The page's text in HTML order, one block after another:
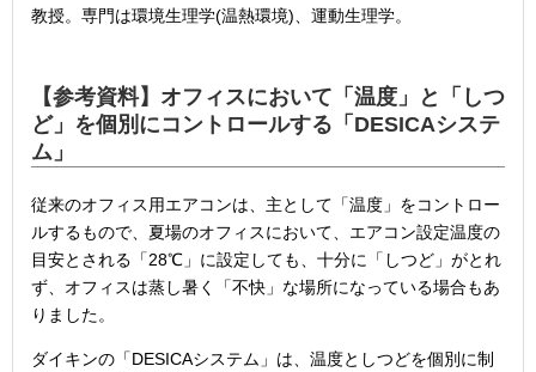
教授。専門は環境生理学(温熱環境)、運動生理学。
【参考資料】オフィスにおいて「温度」と「しつ
ど」を個別にコントロールする「DESICAシステ
ム」
従来のオフィス用エアコンは、主として「温度」をコントロー
ルするもので、夏場のオフィスにおいて、エアコン設定温度の
目安とされる「28℃」に設定しても、十分に「しつど」がとれ
ず、オフィスは蒸し暑く「不快」な場所になっている場合もあ
りました。
ダイキンの「DESICAシステム」は、温度としつどを個別に制